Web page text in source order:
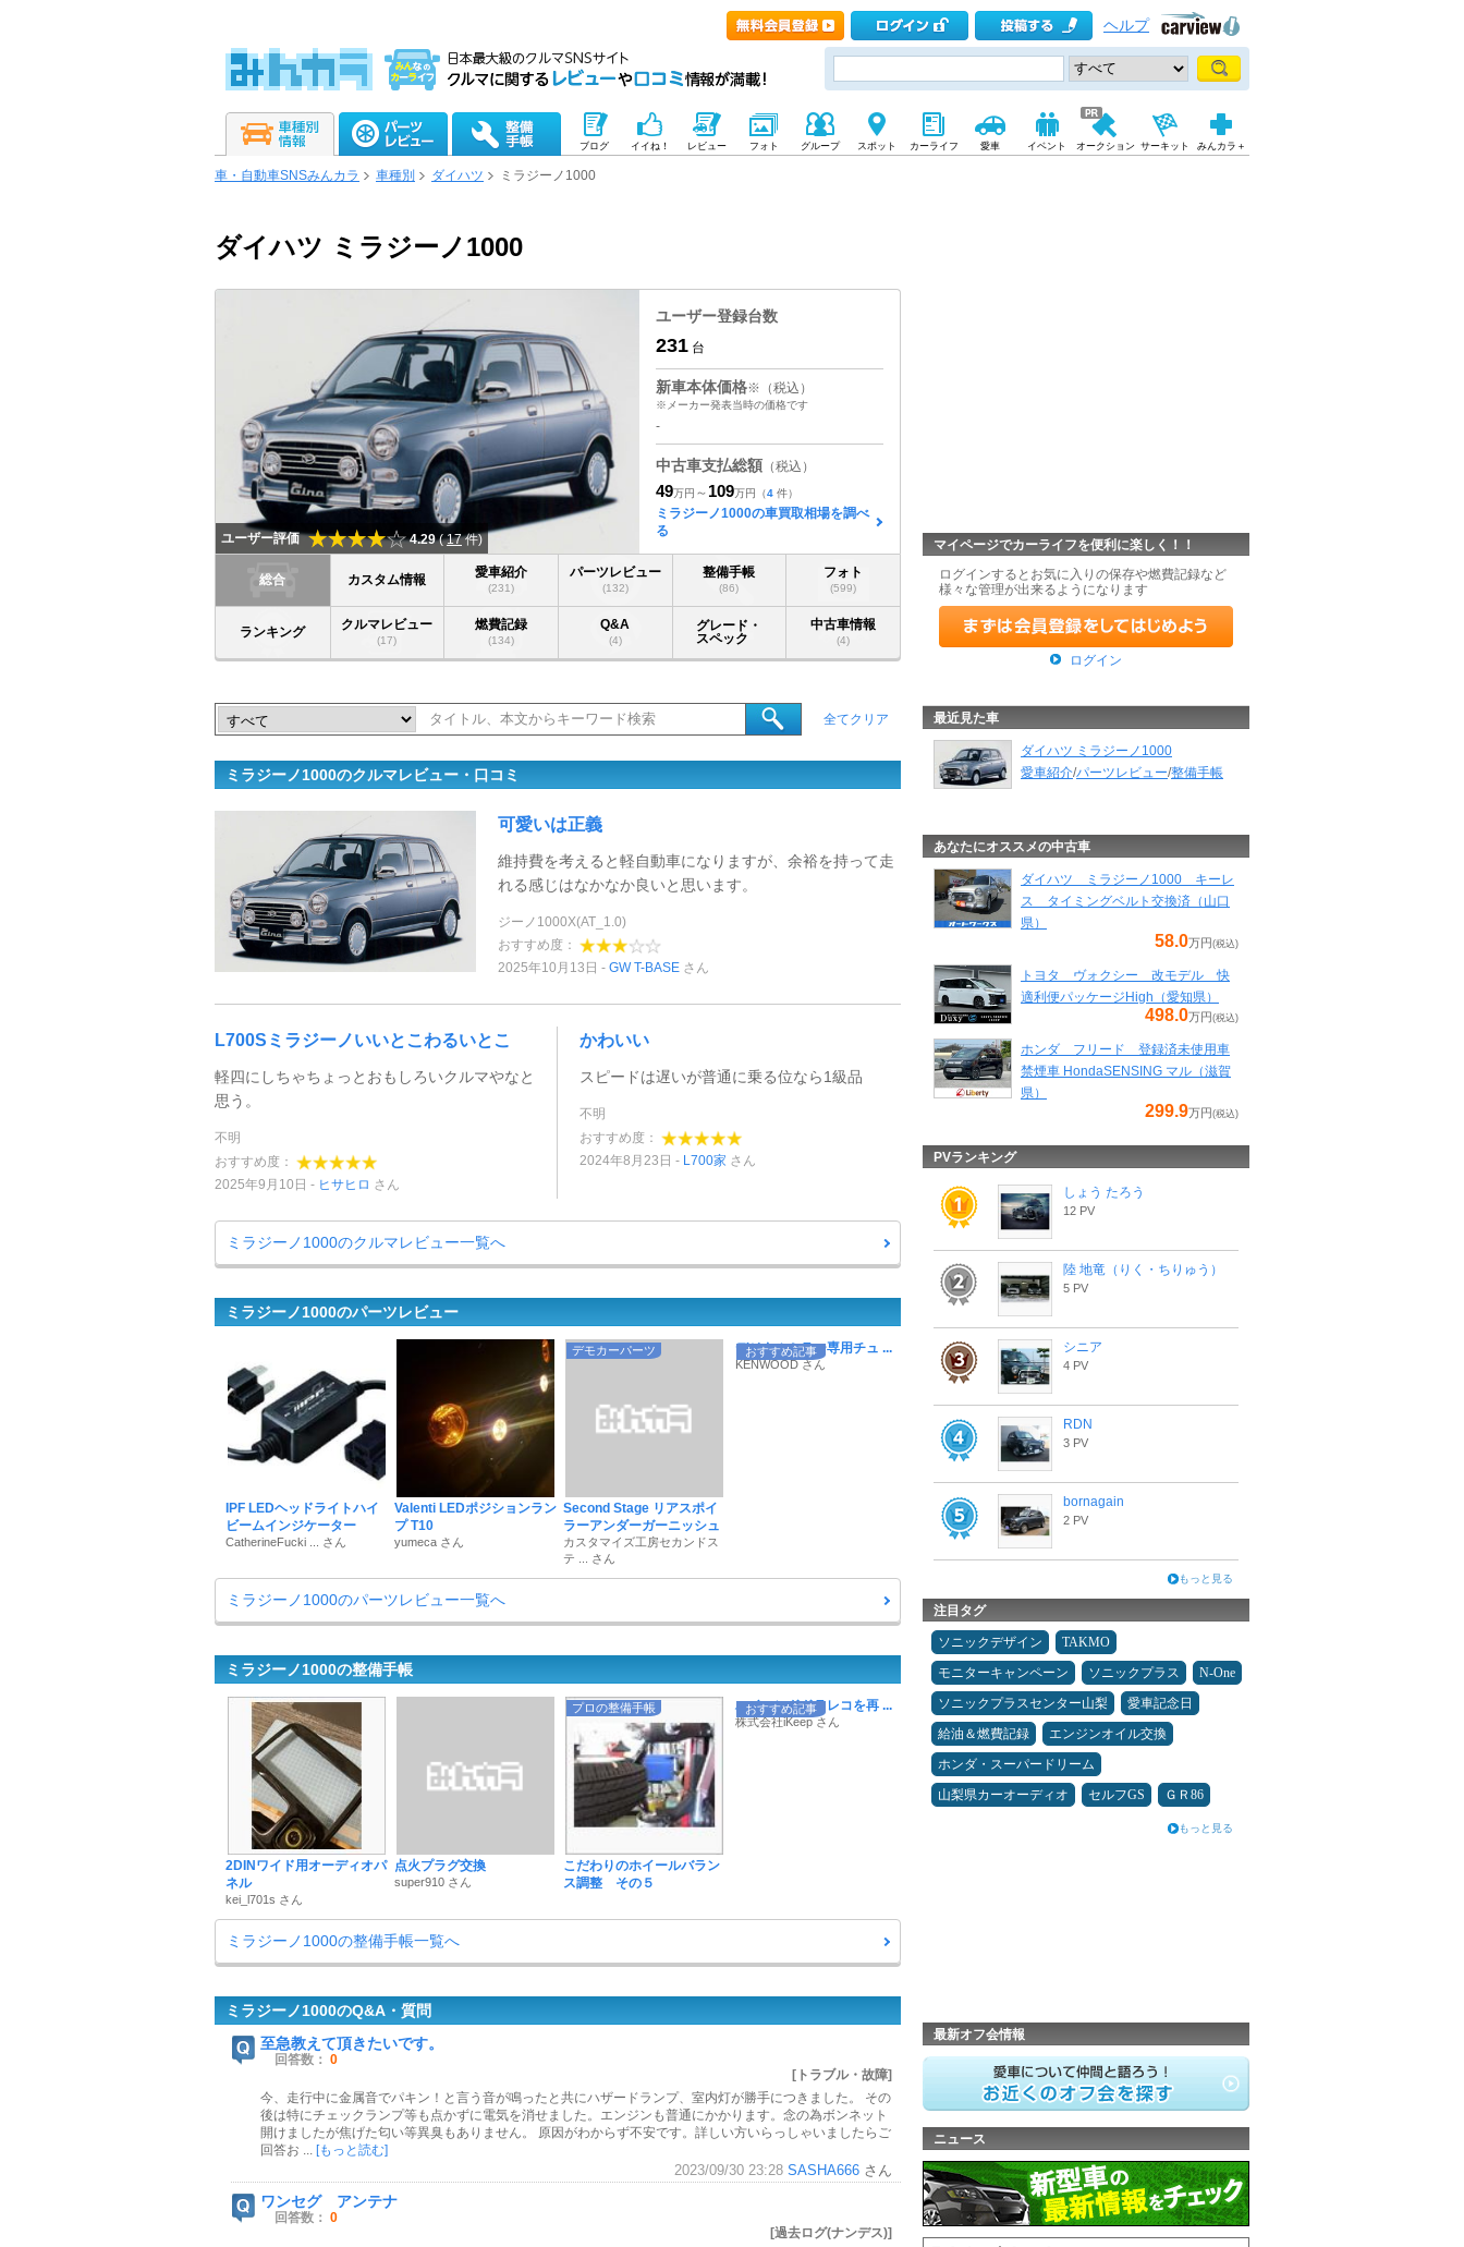
ヘルプ
ブログ イイね！ レビュー フォト グループ スポット カーライフ 愛車 イベント オークション サーキット みんカラ＋
車・自動車SNSみんカラ 車種別 ダイハツ ミラジーノ1000
ダイハツ ミラジーノ1000
ユーザー評価 4.29 (17件)
ユーザー登録台数
231 台
新車本体価格※（税込）
※メーカー発表当時の価格です
-
中古車支払総額 （税込）
49万円 ～ 109万円 （4 件）
ミラジーノ1000の車買取相場を調べ
る
総合 カスタム情報
愛車紹介
(231)
パーツレビュー
(132)
整備手帳
(86)
フォト
(599)
ランキング
クルマレビュー
(17)
燃費記録
(134)
Q&A
(4)
グレード・
スペック
中古車情報
(4)
全てクリア
ミラジーノ1000のクルマレビュー・口コミ
可愛いは正義
維持費を考えると軽自動車になりますが、余裕を持って走
れる感じはなかなか良いと思います。
ジーノ1000X(AT_1.0)
おすすめ度：
2025年10月13日
GW T-BASE さん
L700Sミラジーノいいとこわるいとこ
軽四にしちゃちょっとおもしろいクルマやなと
思う。
不明
おすすめ度：
2025年9月10日
ヒサヒロ さん
かわいい
スピードは遅いが普通に乗る位なら1級品
不明
おすすめ度：
2024年8月23日
L700家 さん
ミラジーノ1000のクルマレビュー一覧へ
ミラジーノ1000のパーツレビュー
IPF LEDヘッドライトハイ
ビームインジケーター
CatherineFucki ... さん
Valenti LEDポジションラン
プ T10
yumeca さん
デモカーパーツ
Second Stage リアスポイ
ラーアンダーガーニッシュ
カスタマイズ工房セカンドス
テ ... さん
おすすめ記事
デジタルミラー専用チュ ...
KENWOOD さん
ミラジーノ1000のパーツレビュー一覧へ
ミラジーノ1000の整備手帳
2DINワイド用オーディオパ
ネル
kei_l701s さん
点火プラグ交換
super910 さん
プロの整備手帳
こだわりのホイールバラン
ス調整 その５
おすすめ記事
ハイエンドドラレコを再 ...
株式会社iKeep さん
ミラジーノ1000の整備手帳一覧へ
ミラジーノ1000のQ&A・質問
至急教えて頂きたいです。
回答数： 0
[トラブル・故障]
今、走行中に金属音でパキン！と言う音が鳴ったと共にハザードランプ、室内灯が勝手につきました。 その
後は特にチェックランプ等も点かずに電気を消せました。エンジンも普通にかかります。念の為ボンネット
開けましたが焦げた匂い等異臭もありません。 原因がわからず不安です。詳しい方いらっしゃいましたらご
回答お ... [もっと読む]
2023/09/30 23:28 SASHA666 さん
ワンセグ アンテナ
回答数： 0
[過去ログ(ナンデス)]
マイページでカーライフを便利に楽しく！！
ログインするとお気に入りの保存や燃費記録など
様々な管理が出来るようになります
ログイン
最近見た車
ダイハツ ミラジーノ1000
愛車紹介/パーツレビュー/整備手帳
あなたにオススメの中古車
ダイハツ ミラジーノ1000 キーレ
ス タイミングベルト交換済（山口
県）
58.0万円 (税込)
トヨタ ヴォクシー 改モデル 快
適利便パッケージHigh（愛知県）
498.0万円 (税込)
ホンダ フリード 登録済未使用車
禁煙車 HondaSENSING マル（滋賀
県）
299.9万円 (税込)
PVランキング
しょう たろう
12 PV
陸 地竜（りく・ちりゅう）
5 PV
シニア
4 PV
RDN
3 PV
bornagain
2 PV
もっと見る
注目タグ
ソニックデザイン
TAKMO
モニターキャンペーン
ソニックプラス
N-One
ソニックプラスセンター山梨
愛車記念日
給油＆燃費記録
エンジンオイル交換
ホンダ・スーパードリーム
山梨県カーオーディオ
セルフGS ＧＲ86
もっと見る
最新オフ会情報
ニュース